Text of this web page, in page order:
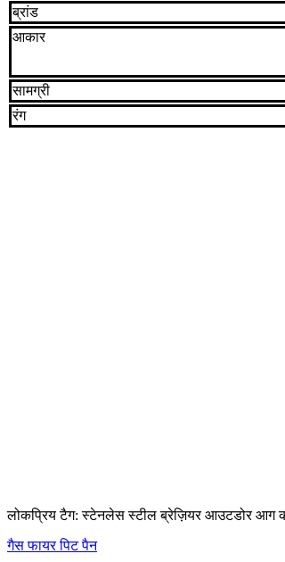
ब्रांड
आकार
सामग्री
रंग
लोकप्रिय टैग: स्टेनलेस स्टील ब्रेज़ियर आउटडोर आग
गैस फायर पिट पैन